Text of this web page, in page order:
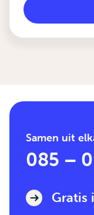
Samen uit
085 –
Gratis